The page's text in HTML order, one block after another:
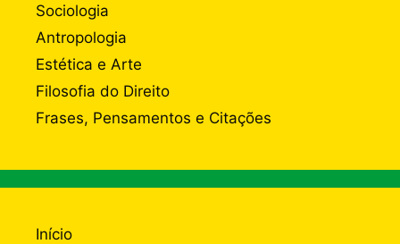
Sociologia
Antropologia
Estética e Arte
Filosofia do Direito
Frases, Pensamentos e Citações
Início